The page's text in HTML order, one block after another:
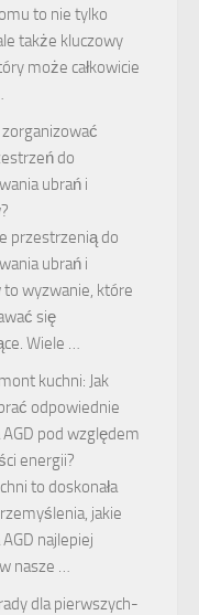
to nie tylko
także kluczowy
może całkowicie
zorganizować
do
ubrań i
przestrzenią do
ubrań i
to wyzwanie, które
się
Wiele …
kuchni: Jak
odpowiednie
pod względem
energii?
to doskonała
jakie
najlepiej
nasze …
dla pierwszych-